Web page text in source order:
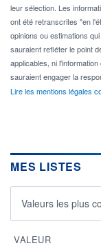
leur sélection. Les
ont été retranscrites "en
opinions ou estimations
sauraient refléter le point
applicables, ni
sauraient engager la
Lire les mentions légales
MES LISTES
Valeurs les plus
VALEUR